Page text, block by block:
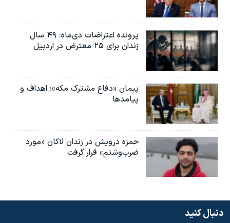
پرونده اعتراضات دی‌ماه: ۴۹ سال
زندان برای ۲۵ معترض در اردبیل
پیمان «دفاع مشترک مکه»؛ اهداف و
پیامدها
حمزه درویش در زندان لاکان «مورد
ضرب‌وشتم» قرار گرفت
دنبال کنید